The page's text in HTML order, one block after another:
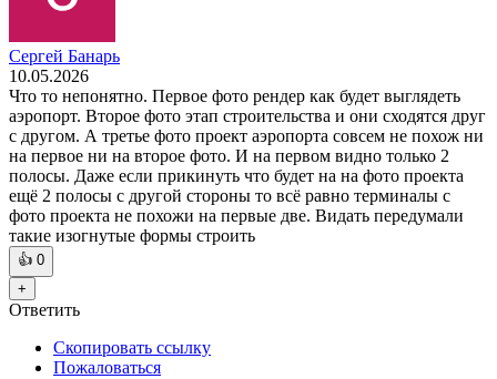
Сергей Банарь
10.05.2026
Что то непонятно. Первое фото рендер как будет выглядеть
аэропорт. Второе фото этап строительства и они сходятся друг
с другом. А третье фото проект аэропорта совсем не похож ни
на первое ни на второе фото. И на первом видно только 2
полосы. Даже если прикинуть что будет на на фото проекта
ещё 2 полосы с другой стороны то всё равно терминалы с
фото проекта не похожи на первые две. Видать передумали
такие изогнутые формы строить
👍 0
+
Ответить
Скопировать ссылку
Пожаловаться